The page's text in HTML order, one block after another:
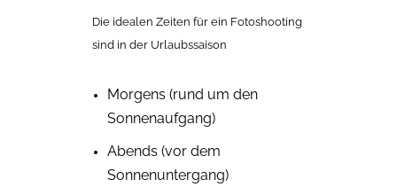
Die idealen Zeiten für ein Fotoshooting
sind in der Urlaubssaison
Morgens (rund um den
Sonnenaufgang)
Abends (vor dem
Sonnenuntergang)